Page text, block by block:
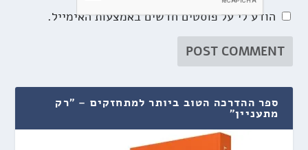
הודע לי על פוסטים חדשים באמצעות האימייל.
ספר ההדרכה הטוב ביותר למתחזקים – "רק
מתעניין"